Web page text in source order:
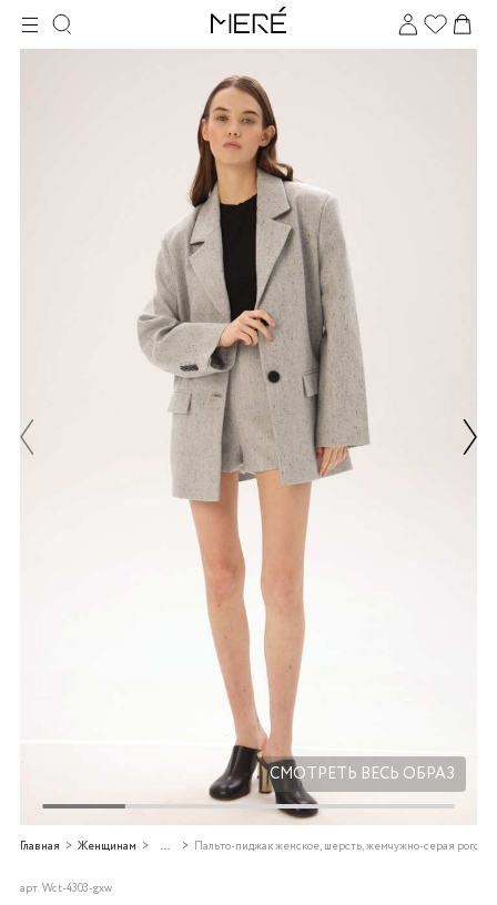
СМОТРЕТЬ ВЕСЬ ОБРАЗ
Главная Женщинам ... Пальто-пиджак женское, шерсть, жемчужно-серая рогожка
арт.Wct-4303-gxw
Для клиентов всех банков
на части
без переплат
График платежей
Добавляйте товары
Оплачивайте сегодня только
% картой любого банка
выбранный способом
Оставшиеся75% будут
списываться с вашей карты
по25